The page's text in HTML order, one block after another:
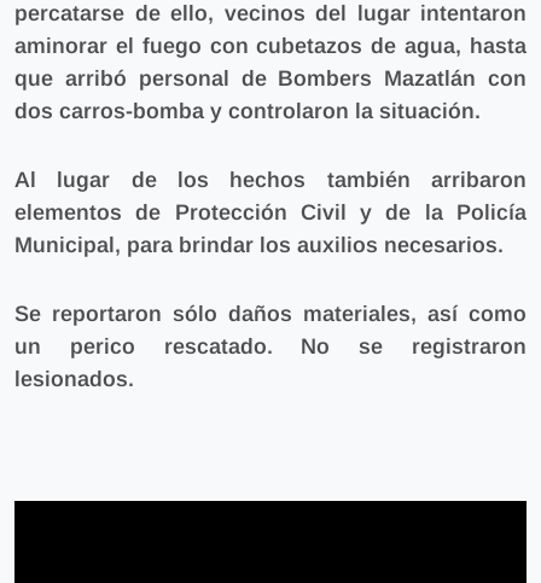
percatarse de ello, vecinos del lugar intentaron
aminorar el fuego con cubetazos de agua, hasta
que arribó personal de Bombers Mazatlán con
dos carros-bomba y controlaron la situación.
Al lugar de los hechos también arribaron
elementos de Protección Civil y de la Policía
Municipal, para brindar los auxilios necesarios.
Se reportaron sólo daños materiales, así como
un perico rescatado. No se registraron
lesionados.